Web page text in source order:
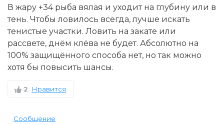
В жару +34 рыба вялая и уходит на глубину или в
тень. Чтобы ловилось всегда, лучше искать
тенистые участки. Ловить на закате или
рассвете, днём клёва не будет. Абсолютно на
100% защищённого способа нет, но так можно
хотя бы повысить шансы.
2 Нравится
Сообщение